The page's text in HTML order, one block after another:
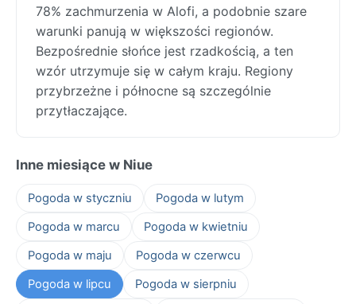
78% zachmurzenia w Alofi, a podobnie szare
warunki panują w większości regionów.
Bezpośrednie słońce jest rzadkością, a ten
wzór utrzymuje się w całym kraju. Regiony
przybrzeżne i północne są szczególnie
przytłaczające.
Inne miesiące w Niue
Pogoda w styczniu
Pogoda w lutym
Pogoda w marcu
Pogoda w kwietniu
Pogoda w maju
Pogoda w czerwcu
Pogoda w lipcu
Pogoda w sierpniu